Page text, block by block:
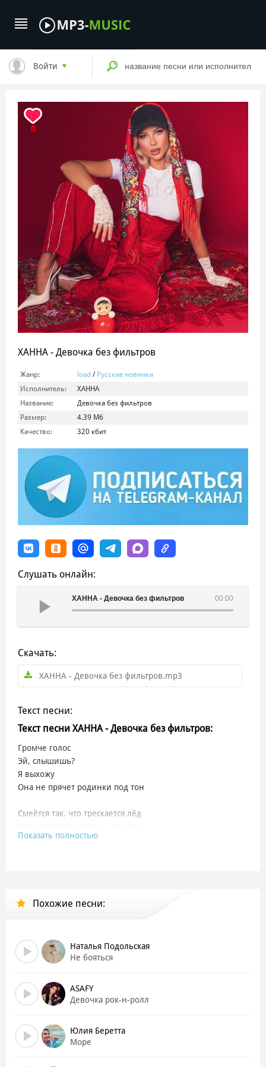
Войти
0
ХАННА - Девочка без фильтров
Жанр: load / Русские новинки
Исполнитель:
ХАННА
Название:
Девочка без фильтров
Размер:
4.39 Мб
Качество:
320 кбит
Слушать онлайн:
00:00
ХАННА - Девочка без фильтров
Скачать:
ХАННА - Девочка без фильтров.mp3
Текст песни:
Текст песни ХАННА - Девочка без фильтров:
Громче голос
Эй, слышишь?
Я выхожу
Она не прячет родинки под тон
Смеётся так, что трескается лёд
И каждый шрам ей память даёт
Там, где молчат — она сказать обязана
Громом по страницам в твоей тетради жизни
Девочка без фильтров — правда на лице
Не подгонит душу под чужой фасон и пыль
Девочка без фильтров — сердце на виду
Если любит — значит
Показать полностью
Похожие песни:
Наталья Подольская
Не бояться
ASAFY
Девочка рок-н-ролл
Юлия Беретта
Море